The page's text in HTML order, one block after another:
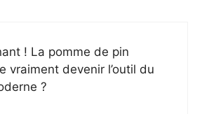
! La pomme de pin
vraiment devenir l’outil du
?